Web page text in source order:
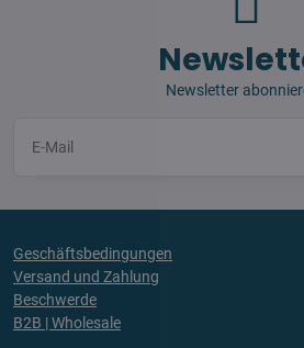
Newsletter
Geschäftsbedingungen
Versand und Zahlung
Beschwerde
B2B | Wholesale